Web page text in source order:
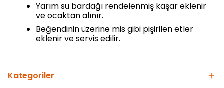
Yarım su bardağı rendelenmiş kaşar eklenir
ve ocaktan alınır.
Beğendinin üzerine mis gibi pişirilen etler
eklenir ve servis edilir.
Kategoriler